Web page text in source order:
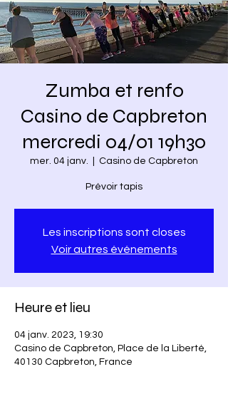
Zumba et renfo
Casino de Capbreton
mercredi 04/01 19h30
mer. 04 janv. Casino de Capbreton
Prévoir tapis
Les inscriptions sont closes
Voir autres événements
Heure et lieu
04 janv. 2023, 19:30
Casino de Capbreton, Place de la Liberté,
40130 Capbreton, France